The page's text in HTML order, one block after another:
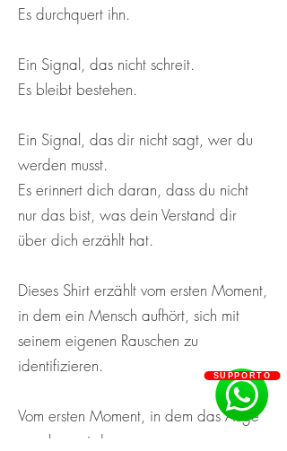
Es durchquert ihn.
Ein Signal, das nicht schreit.
Es bleibt bestehen.
Ein Signal, das dir nicht sagt, wer du
werden musst.
Es erinnert dich daran, dass du nicht
nur das bist, was dein Verstand dir
über dich erzählt hat.
Dieses Shirt erzählt vom ersten Moment,
in dem ein Mensch aufhört, sich mit
seinem eigenen Rauschen zu
identifizieren.
Vom ersten Moment, in dem das Auge
gesehen wird.
SUPPORTO